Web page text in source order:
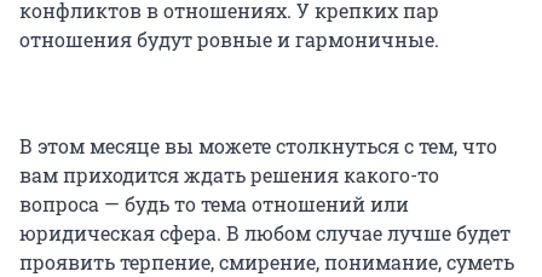
конфликтов в отношениях. У крепких пар
отношения будут ровные и гармоничные.
В этом месяце вы можете столкнуться с тем, что
вам приходится ждать решения какого-то
вопроса — будь то тема отношений или
юридическая сфера. В любом случае лучше будет
проявить терпение, смирение, понимание, суметь